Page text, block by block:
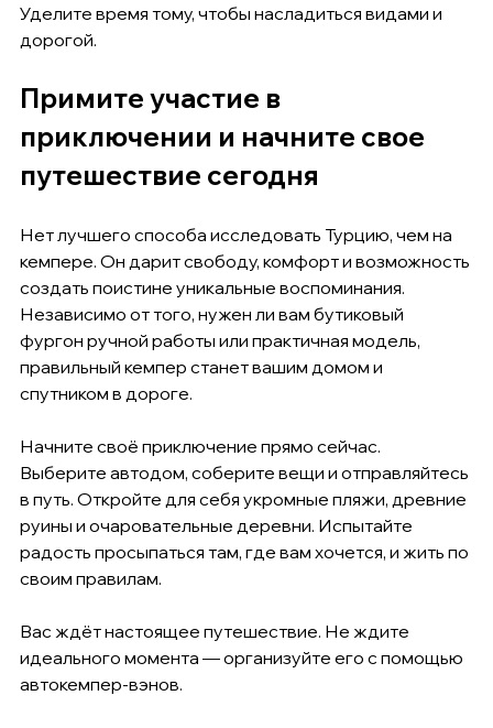
Уделите время тому, чтобы насладиться видами и
дорогой.
Примите участие в
приключении и начните свое
путешествие сегодня
Нет лучшего способа исследовать Турцию, чем на
кемпере. Он дарит свободу, комфорт и возможность
создать поистине уникальные воспоминания.
Независимо от того, нужен ли вам бутиковый
фургон ручной работы или практичная модель,
правильный кемпер станет вашим домом и
спутником в дороге.
Начните своё приключение прямо сейчас.
Выберите автодом, соберите вещи и отправляйтесь
в путь. Откройте для себя укромные пляжи, древние
руины и очаровательные деревни. Испытайте
радость просыпаться там, где вам хочется, и жить по
своим правилам.
Вас ждёт настоящее путешествие. Не ждите
идеального момента — организуйте его с помощью
автокемпер-вэнов.